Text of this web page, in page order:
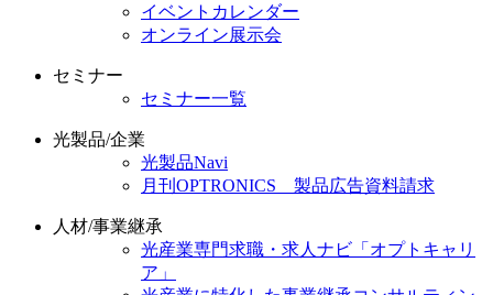
イベントカレンダー
オンライン展示会
セミナー
セミナー一覧
光製品/企業
光製品Navi
月刊OPTRONICS 製品広告資料請求
人材/事業継承
光産業専門求職・求人ナビ「オプトキャリ
ア」